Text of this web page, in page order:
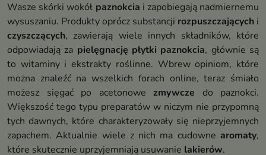
Wasze skórki wokół paznokcia i zapobiegają nadmiernemu
wysuszaniu. Produkty oprócz substancji rozpuszczających i
czyszczących, zawierają wiele innych składników, które
odpowiadają za pielęgnację płytki paznokcia, głównie są
to witaminy i ekstrakty roślinne. Wbrew opiniom, które
można znaleźć na wszelkich forach online, teraz śmiało
możesz sięgać po acetonowe zmywcze do paznokci.
Większość tego typu preparatów w niczym nie przypomną
tych dawnych, które charakteryzowały się nieprzyjemnych
zapachem. Aktualnie wiele z nich ma cudowne aromaty,
które skutecznie uprzyjemniają usuwanie lakierów.